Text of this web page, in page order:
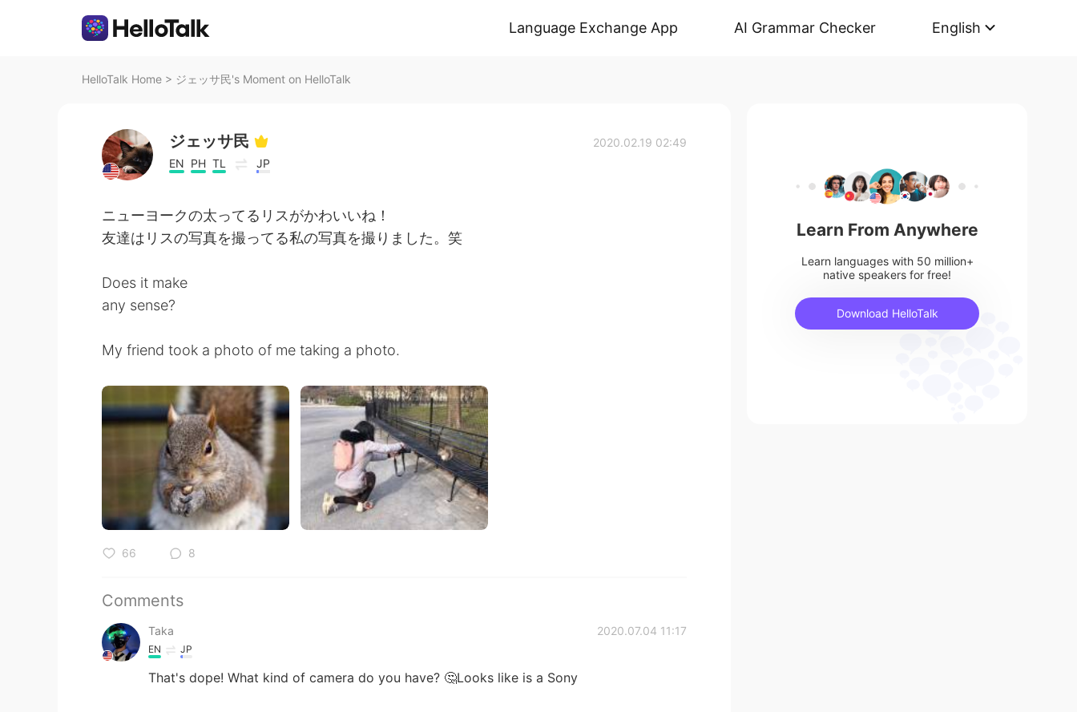
Language Exchange App AI Grammar Checker English
HelloTalk Home > ジェッサ民's Moment on HelloTalk
ジェッサ民
EN PH TL JP
2020.02.19 02:49
ニューヨークの太ってるリスがかわいいね！
友達はリスの写真を撮ってる私の写真を撮りました。笑
Does it make
any sense?
My friend took a photo of me taking a photo.
66 8
Comments
Taka 2020.07.04 11:17
EN JP
That's dope! What kind of camera do you have? 🤔Looks like is a Sony
Learn From Anywhere
Learn languages with 50 million+
native speakers for free!
Download HelloTalk